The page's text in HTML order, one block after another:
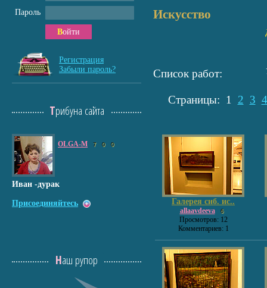
Искусство
Список работ:
Страницы: 1 2 3 4
Галерея сиб. ис..
allaavdeeva 6
Просмотров: 12
Комментариев: 1
Пароль
Войти
Регистрация
Забыли пароль?
Трибуна сайта
OLGA-M 7 0 0
Иван -дурак
Присоединяйтесь
Наш рупор